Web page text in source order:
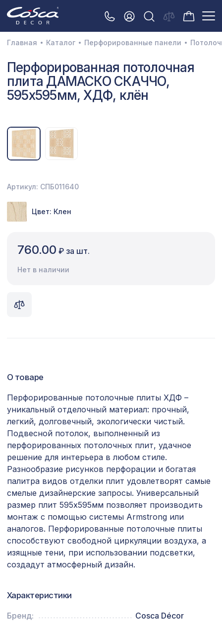
3D орнамент
Акустические панели
Декоративные балки и брус
Межкомнатные арки
Натуральные покрытия
Плинтусы
Распродажа
Экраны для радиаторов
Профиль угловой внутренний,
зеленый, 1850х16х16 мм
Декоративная балка, 150х120мм
2,0м, дуб состаренный
2761 ₽
Архитектурный брус, 180х110мм 2,0м
3068 ₽
Перфорированная панель КВАДРО
10-20, 2790х1020мм, ХДФ, клён
5107 ₽
Перфорированная панель КВАДРО
11-45, 2800х1250мм, ХДФ, клён
7043 ₽
Перфорированная панель ГОТИКА,
2070х930мм, ХДФ, белая
ДАМАСКО, 2800х1250мм, ХДФ, венге
Шоколад интерно (3х3см), размер
Главная Каталог Перфорированные панели
Перфорированная потолочная
плита ДАМАСКО СКАЧЧО,
595х595мм, ХДФ, клён
Артикул: СПБ011640
Цвет: Клен
760.00 ₽ за шт.
Нет в наличии
О товаре
Перфорированные потолочные плиты ХДФ –
уникальный отделочный материал: прочный,
легкий, долговечный, экологически чистый.
Подвесной потолок, выполненный из
перфорированных потолочных плит, удачное
решение для интерьера в любом стиле.
Разнообразие рисунков перфорации и богатая
палитра видов отделки плит удовлетворят самые
смелые дизайнерские запросы. Универсальный
размер плит 595х595мм позволяет производить
монтаж с помощью системы Armstrong или
аналогов. Перфорированные потолочные плиты
способствуют свободной циркуляции воздуха, а
изящные тени, при использовании подсветки,
создадут атмосферный дизайн.
Характеристики
Бренд: Cosca Décor